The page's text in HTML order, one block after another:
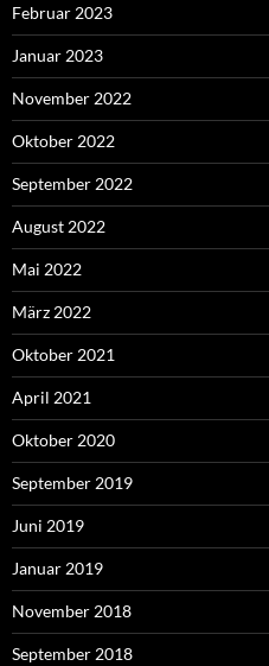
Februar 2023
Januar 2023
November 2022
Oktober 2022
September 2022
August 2022
Mai 2022
März 2022
Oktober 2021
April 2021
Oktober 2020
September 2019
Juni 2019
Januar 2019
November 2018
September 2018